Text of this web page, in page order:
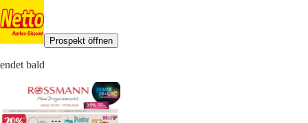
Prospekt öffnen
endet bald